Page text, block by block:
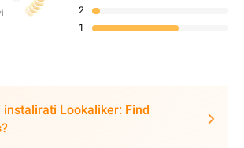
2
1
instalirati Lookaliker: Find